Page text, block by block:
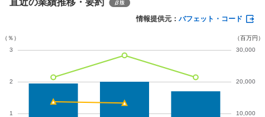
1億3,500万円の当期純損失を計上。自己資本比率は5
3.9%に低下し、厳しい決算となりました。
直近の業績推移・要約
情報提供元： バフェット・コード